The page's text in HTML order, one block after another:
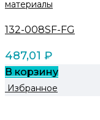
материалы
132-008SF-FG
487,01 ₽
В корзину
Избранное